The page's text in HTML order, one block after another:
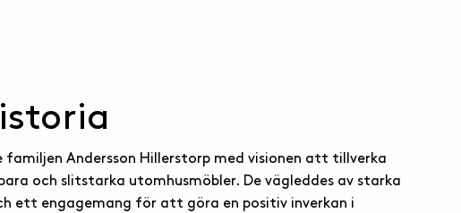
familjen Andersson Hillerstorp med visionen att tillverka
och slitstarka utomhusmöbler. De vägleddes av starka
ett engagemang för att göra en positiv inverkan i